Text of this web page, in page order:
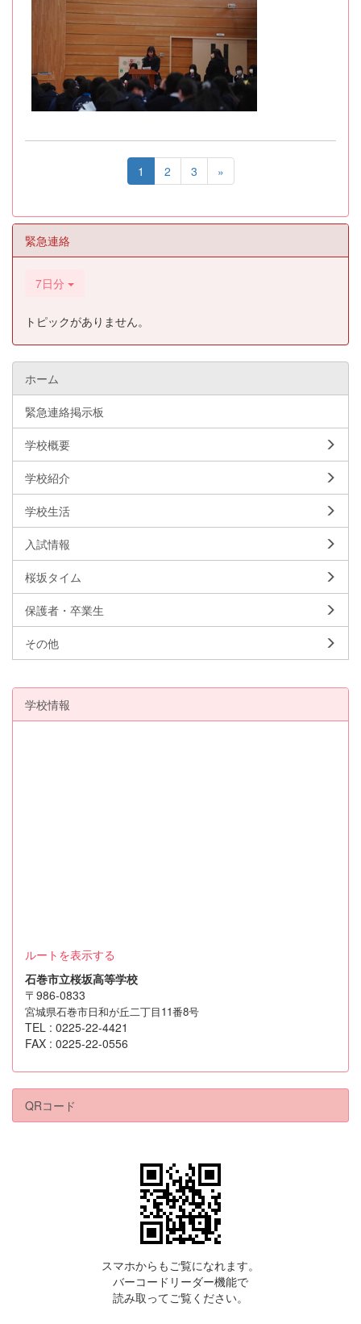
1 2 3 »
緊急連絡
7日分
トピックがありません。
ホーム
緊急連絡掲示板
学校概要
学校紹介
学校生活
入試情報
桜坂タイム
保護者・卒業生
その他
学校情報
ルートを表示する
石巻市立桜坂高等学校
〒986-0833
宮城県石巻市日和が丘二丁目11番8号
TEL : 0225-22-4421
FAX : 0225-22-0556
QRコード
スマホからもご覧になれます。
バーコードリーダー機能で
読み取ってご覧ください。